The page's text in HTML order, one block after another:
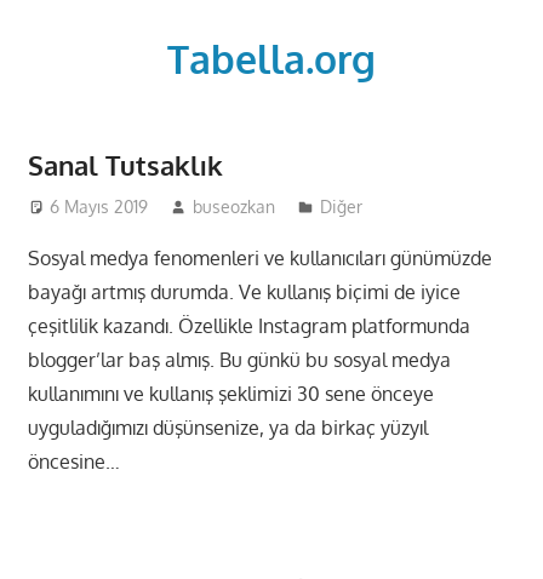
Tabella.org
Sanal Tutsaklık
6 Mayıs 2019 buseozkan Diğer
Sosyal medya fenomenleri ve kullanıcıları günümüzde
bayağı artmış durumda. Ve kullanış biçimi de iyice
çeşitlilik kazandı. Özellikle Instagram platformunda
blogger’lar baş almış. Bu günkü bu sosyal medya
kullanımını ve kullanış şeklimizi 30 sene önceye
uyguladığımızı düşünsenize, ya da birkaç yüzyıl
öncesine…